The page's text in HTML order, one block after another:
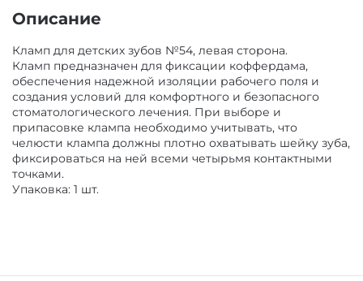
ДЕЗИНФИЦИРУЮЩИЕ СРЕДСТВА,
АНТИСЕПТИКИ
ПОЛИРЫ ДЛЯ ПОЛИРОВАНИЯ,
ШЛИФОВАНИЯ РЕСТАВРАЦИЙ
ПОДКЛАДОЧНЫЕ МАТЕРИАЛЫ
ОБОРУДОВАНИЕ И ЗАПАСНЫЕ ЧАСТИ
ЛИТЕЙНОЕ ОБОРУДОВАНИЕ / ИНСТРУМЕНТЫ
АРТИКУЛЛЯТОРЫ, ОККЛЮДАТОРЫ
CAD/CAM
Описание
Кламп для детских зубов №54, левая сторона.
Кламп предназначен для фиксации коффердама,
обеспечения надежной изоляции рабочего поля и
создания условий для комфортного и безопасного
стоматологического лечения. При выборе и
припасовке клампа необходимо учитывать, что
челюсти клампа должны плотно охватывать шейку зуба,
фиксироваться на ней всеми четырьмя контактными
точками.
Упаковка: 1 шт.